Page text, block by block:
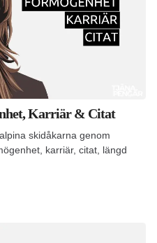
Karriär & Citat
skidåkarna genom
karriär, citat, längd